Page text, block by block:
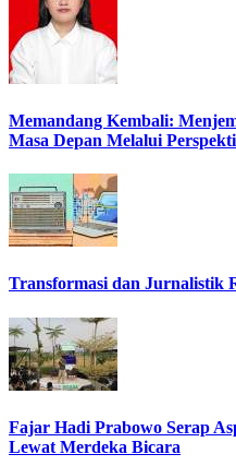
Memandang Kembali:
Masa Depan Melalui
Transformasi dan Jurnalistik
Fajar Hadi Prabowo Serap
Lewat Merdeka Bicara